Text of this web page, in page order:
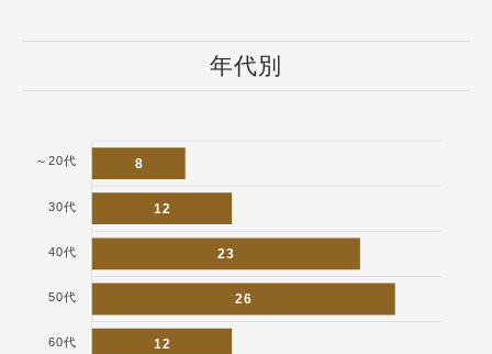
年代別
8
12
23
26
12
～20代
30代
40代
50代
60代